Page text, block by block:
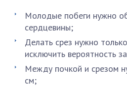
Молодые побеги нужно
сердцевины;
Делать срез нужно
исключить вероятность
Между почкой и срезом
см;